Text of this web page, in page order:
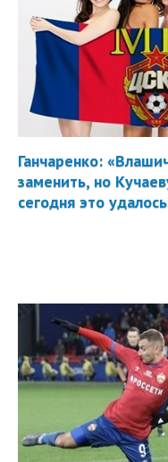
Ганчаренко:
заменить, но
сегодня это